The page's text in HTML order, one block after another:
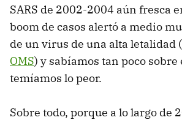
SARS de 2002-2004 aún fresca
boom de casos alertó a medio
de un virus de una alta letalidad (
OMS) y sabíamos tan poco sobre
temíamos lo peor.
Sobre todo, porque a lo largo de